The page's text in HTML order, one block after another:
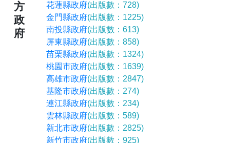
方
政
府
花蓮縣政府(出版數：728)
金門縣政府(出版數：1225)
南投縣政府(出版數：613)
屏東縣政府(出版數：858)
苗栗縣政府(出版數：1324)
桃園市政府(出版數：1639)
高雄市政府(出版數：2847)
基隆市政府(出版數：274)
連江縣政府(出版數：234)
雲林縣政府(出版數：589)
新北市政府(出版數：2825)
新竹市政府(出版數：925)